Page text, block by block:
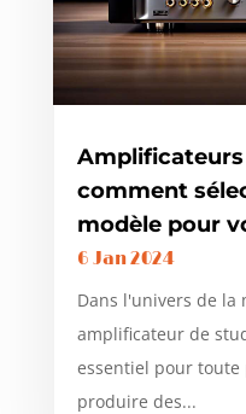
comment
modèle pour
6 Jan 2024
Dans l'univers de la
amplificateur de
essentiel pour
produire des...